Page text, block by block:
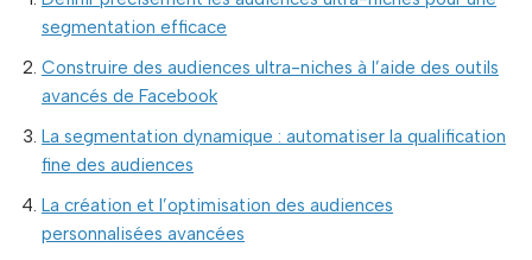
segmentation efficace
Construire des audiences ultra-niches à l’aide des outils
avancés de Facebook
La segmentation dynamique : automatiser la qualification
fine des audiences
La création et l’optimisation des audiences
personnalisées avancées